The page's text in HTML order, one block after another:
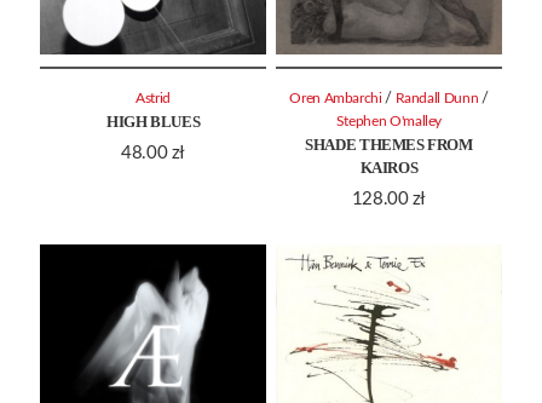
HIGH BLUES
48.00 zł
Astrid
SHADE THEMES FROM
KAIROS
128.00 zł
Oren Ambarchi / Randall Dunn /
Stephen O'malley